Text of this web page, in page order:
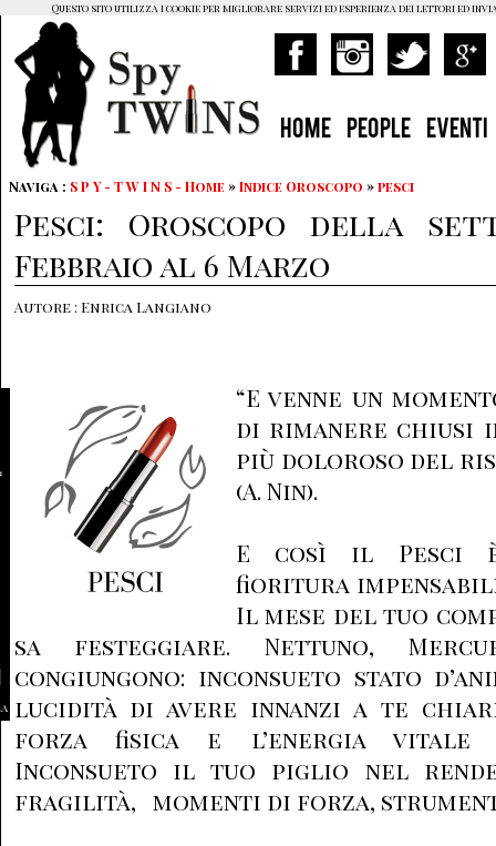
HOME PEOPLE EVENTI
Naviga : S P Y - T W I N S - Home »Indice Oroscopo »pesci
Pesci: Oroscopo della
Febbraio al 6 Marzo
Autore : Enrica Langiano
“E venne un
di rimanere chiusi
più doloroso del
(A. Nin).
E così il Pesci
fioritura
Il mese del tuo
sa festeggiare. Nettuno,
congiungono: inconsueto stato
lucidità di avere innanzi a te
forza fisica e l’energia vitale
Inconsueto il tuo piglio nel
fragilità, momenti di forza,
Questo sito utilizza i cookie per migliorare servizi ed esperienza dei lettori ed